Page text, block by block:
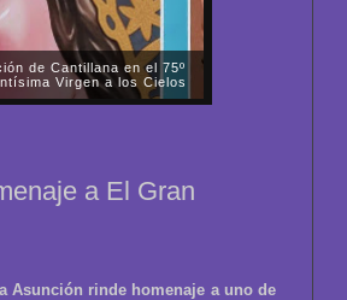
Salvador de la Hermandad
de Córdoba
a El Gran
Asunción rinde homenaje a uno de